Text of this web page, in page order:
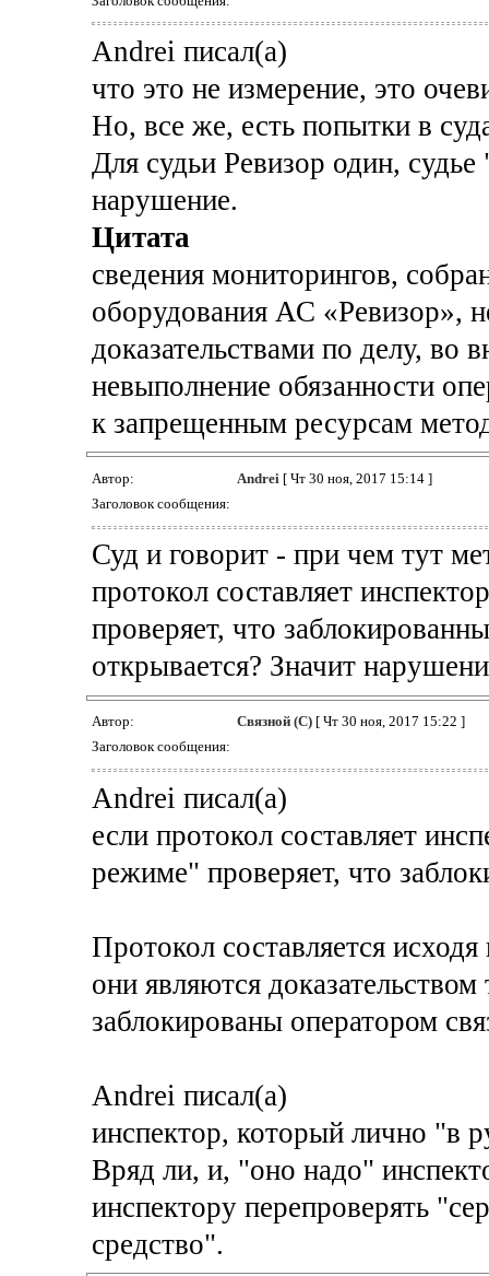
Andrei писал(а)
что это не измерение, это
Но, все же, есть попытки в
Для судьи Ревизор один,
нарушение.
Цитата
сведения мониторингов,
оборудования АС «Ревизор»,
доказательствами по делу, во
невыполнение обязанности
к запрещенным ресурсам
Автор: Andrei [ Чт 30 ноя, 2017 15:14 ]
Заголовок сообщения:
Суд и говорит - при чем тут
протокол составляет
проверяет, что
открывается? Значит
Автор: Связной (С)[ Чт 30 ноя, 2017 15:22 ]
Заголовок сообщения:
Andrei писал(а)
если протокол составляет
режиме" проверяет, что
Протокол составляется
они являются
заблокированы оператором
Andrei писал(а)
инспектор, который лично "в
Вряд ли, и, "оно надо"
инспектору перепроверять
средство".